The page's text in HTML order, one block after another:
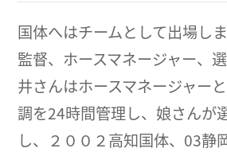
国体へはチームとして出場し
監督、ホースマネージャー、
井さんはホースマネージャー
調を24時間管理し、娘さんが
し、２００２高知国体、03静